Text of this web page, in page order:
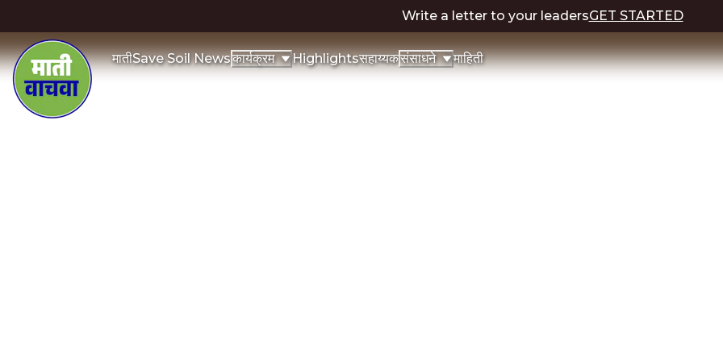
Write a letter to your leadersGET STARTED
मातीSave Soil Newsकार्यक्रम Highlightsसहाय्यकसंसाधने माहिती